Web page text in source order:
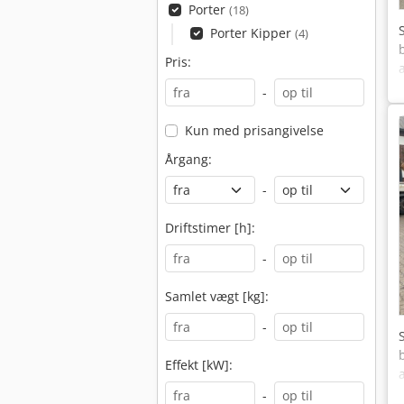
Porter (18)
Porter Kipper (4)
Pris:
-
Kun med prisangivelse
Årgang:
-
Driftstimer [h]:
-
Samlet vægt [kg]:
-
Effekt [kW]:
-